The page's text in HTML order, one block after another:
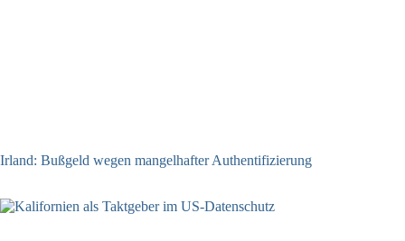
Irland: Bußgeld wegen mangelhafter Authentifizierung